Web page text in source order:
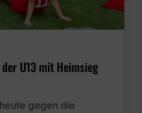
U13 mit Heimsieg
gegen die